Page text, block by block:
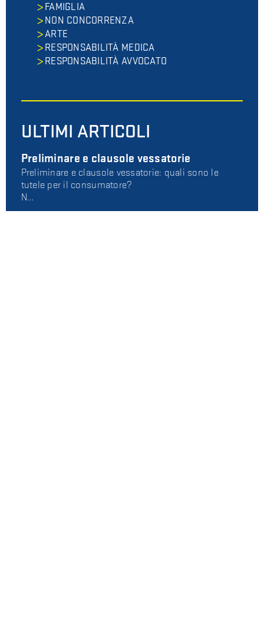
FAMIGLIA
NON CONCORRENZA
ARTE
RESPONSABILITÀ MEDICA
RESPONSABILITÀ AVVOCATO
ULTIMI ARTICOLI
Preliminare e clausole vessatorie
Preliminare e clausole vessatorie: quali sono le
tutele per il consumatore?
N…